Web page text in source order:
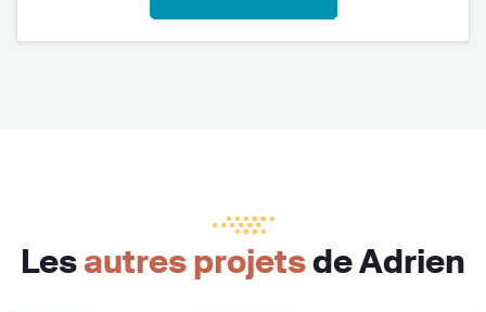
Lesautres projetsde Adrien